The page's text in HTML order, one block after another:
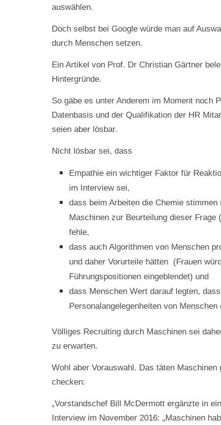
auswählen.
Doch selbst bei Google würde man auf
durch Menschen setzen.
Ein Artikel von Prof. Dr Christian Gärtner
Hintergründe.
So gäbe es unter Anderem im Moment noch
Datenbasis und der Qualifikation der HR
seien aber lösbar.
Nicht lösbar sei, dass
Empathie ein wichtiger Faktor für
im Interview sei,
dass beim Arbeiten die Chemie stimmen
Maschinen zur Beurteilung dieser Frage
fehle,
dass auch Algorithmen von Menschen
und daher Vorurteile hätten (Frauen
Führungspositionen eingeblendet) und
dass Menschen Wert darauf legten, dass
Personalangelegenheiten von
Völliges Recruiting durch Maschinen sei
zu erwarten.
Wohl aber Vorauswahl. Das täten Maschinen
checken:
„Vorstandschef Bill McDermott ergänzte in
Interview im November 2016: „Maschinen